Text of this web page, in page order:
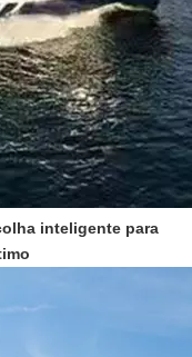
inteligente para